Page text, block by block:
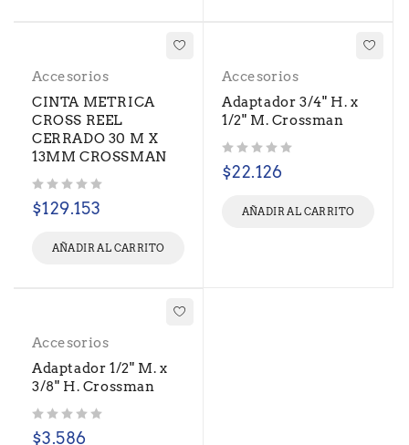
Accesorios
CINTA METRICA
CROSS REEL
CERRADO 30 M X
13MM CROSSMAN
$129.153
AÑADIR AL CARRITO
Accesorios
Adaptador 3/4" H. x
1/2" M. Crossman
$22.126
AÑADIR AL CARRITO
Accesorios
Adaptador 1/2" M. x
3/8" H. Crossman
$3.586